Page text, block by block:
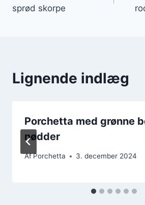
sprød skorpe
Lignende indlæg
Porchetta med grønne
nødder
AfPorchetta 3. december 2024